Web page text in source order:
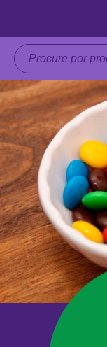
Pesquisar
produtos